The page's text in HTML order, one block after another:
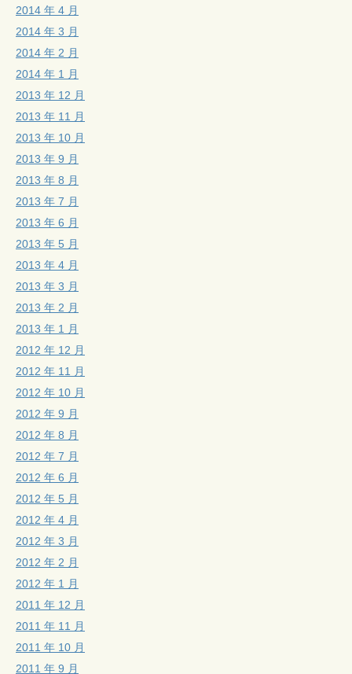
2014 年 4 月
2014 年 3 月
2014 年 2 月
2014 年 1 月
2013 年 12 月
2013 年 11 月
2013 年 10 月
2013 年 9 月
2013 年 8 月
2013 年 7 月
2013 年 6 月
2013 年 5 月
2013 年 4 月
2013 年 3 月
2013 年 2 月
2013 年 1 月
2012 年 12 月
2012 年 11 月
2012 年 10 月
2012 年 9 月
2012 年 8 月
2012 年 7 月
2012 年 6 月
2012 年 5 月
2012 年 4 月
2012 年 3 月
2012 年 2 月
2012 年 1 月
2011 年 12 月
2011 年 11 月
2011 年 10 月
2011 年 9 月